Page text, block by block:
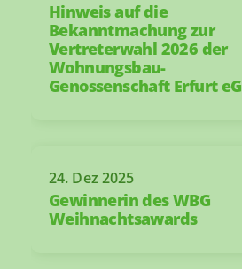
Hinweis auf die
Bekanntmachung zur
Vertreterwahl 2026 der
Wohnungsbau-
Genossenschaft Erfurt eG
24. Dez 2025
Gewinnerin des WBG
Weihnachtsawards